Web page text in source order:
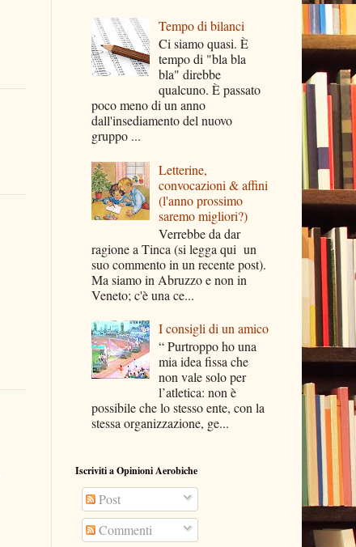
Tempo di bilanci
Ci siamo quasi. È
tempo di "bla bla
bla" direbbe
qualcuno. È passato
poco meno di un anno
dall'insediamento del nuovo
gruppo ...
Letterine,
convocazioni & affini
(l'anno prossimo
saremo migliori?)
Verrebbe da dar
ragione a Tinca (si legga qui un
suo commento in un recente post).
Ma siamo in Abruzzo e non in
Veneto; c'è una ce...
I consigli di un amico
“ Purtroppo ho una
mia idea fissa che
non vale solo per
l’atletica: non è
possibile che lo stesso ente, con la
stessa organizzazione, ge...
Iscriviti a Opinioni Aerobiche
Post
Commenti